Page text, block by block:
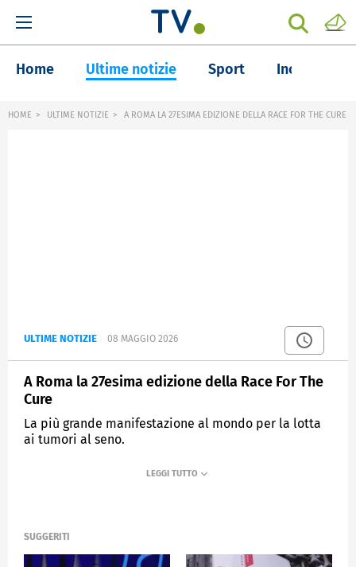
Home Ultime notizie Sport Inchieste
HOME ULTIME NOTIZIE A ROMA LA 27ESIMA EDIZIONE DELLA RACE FOR THE CURE
ULTIME NOTIZIE 08 MAGGIO 2026
A Roma la 27esima edizione della Race For The
Cure
La più grande manifestazione al mondo per la lotta
ai tumori al seno.
SUGGERITI